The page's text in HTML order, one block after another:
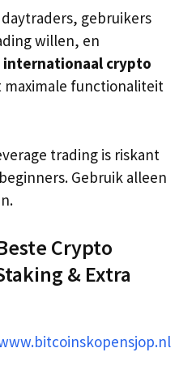
gebruikers
willen, en
internationaal crypto
maximale functionaliteit
trading is riskant
Gebruik alleen
Crypto
& Extra